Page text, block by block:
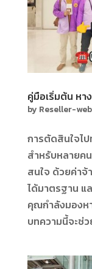
คู่มือเริ่มต้น หา
by Reseller-
การตัดสินใจไป
สำหรับหลายค
สนใจ ด้วยค่า
ได้มาตรฐาน แ
คุณกำลังมองห
บทความนี้จะช่